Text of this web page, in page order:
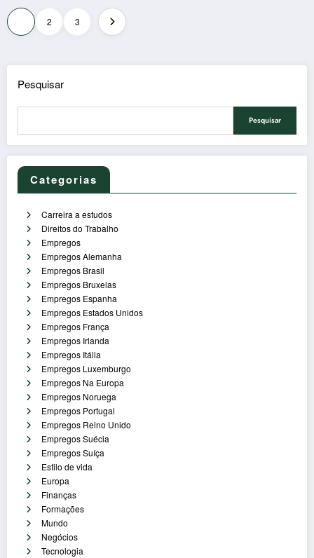
Paginação
dos
conteúdos
2 3
Pesquisar
Pesquisar
Categorias
Carreira a estudos
Direitos do Trabalho
Empregos
Empregos Alemanha
Empregos Brasil
Empregos Bruxelas
Empregos Espanha
Empregos Estados Unidos
Empregos França
Empregos Irlanda
Empregos Itália
Empregos Luxemburgo
Empregos Na Europa
Empregos Noruega
Empregos Portugal
Empregos Reino Unido
Empregos Suécia
Empregos Suíça
Estilo de vida
Europa
Finanças
Formações
Mundo
Negócios
Tecnologia